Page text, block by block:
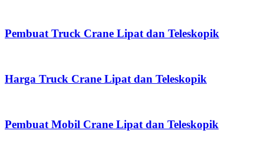
Pembuat Truck Crane Lipat dan Teleskopik
Harga Truck Crane Lipat dan Teleskopik
Pembuat Mobil Crane Lipat dan Teleskopik